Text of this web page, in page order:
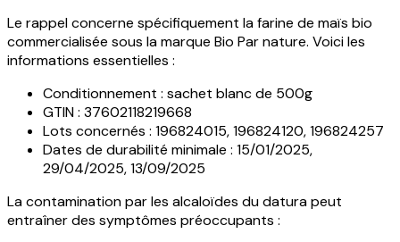
Le rappel concerne spécifiquement la farine de maïs bio
commercialisée sous la marque Bio Par nature. Voici les
informations essentielles :
Conditionnement : sachet blanc de 500g
GTIN : 37602118219668
Lots concernés : 196824015, 196824120, 196824257
Dates de durabilité minimale : 15/01/2025,
29/04/2025, 13/09/2025
La contamination par les alcaloïdes du datura peut
entraîner des symptômes préoccupants :